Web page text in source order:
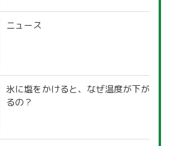
ニュース
氷に塩をかけると、なぜ温度が下が
るの？